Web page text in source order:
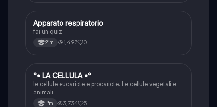
AScienze
Apparato respiratorio
fai un quiz
2ªm 1,493 0
° Scienze
°• LA CELLULA •°
le cellule eucariote e procariote. Le cellule vegetali e
animali
1ªm 3,734 5